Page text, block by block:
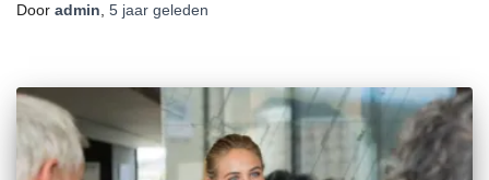
Door admin, 5 jaar geleden